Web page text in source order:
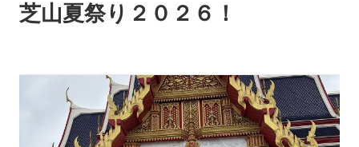
芝山夏祭り２０２６！